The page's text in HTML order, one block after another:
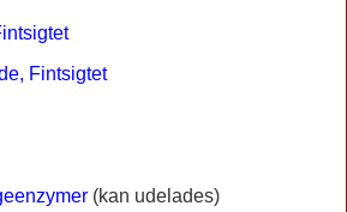
Fintsigtet
(kan udelades)